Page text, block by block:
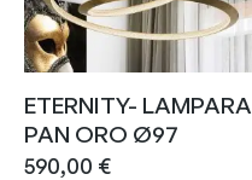
ETERNITY- LAMPARA
PAN ORO Ø97
590,00 €